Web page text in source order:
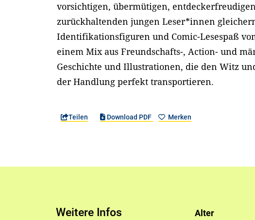
vorsichtigen, übermütigen,
zurückhaltenden jungen Leser*innen
Identifikationsfiguren und Comic-Lesespaß
einem Mix aus Freundschafts-, Action- und
Geschichte und Illustrationen, die den Witz
der Handlung perfekt transportieren.
Teilen Download PDF Merken
Weitere Infos Alter